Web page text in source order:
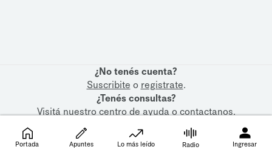
¿No tenés cuenta?
Suscribite o registrate.
¿Tenés consultas?
Visitá nuestrocentro de ayudaocontactanos.
Portada Apuntes Lo más leído Radio Ingresar